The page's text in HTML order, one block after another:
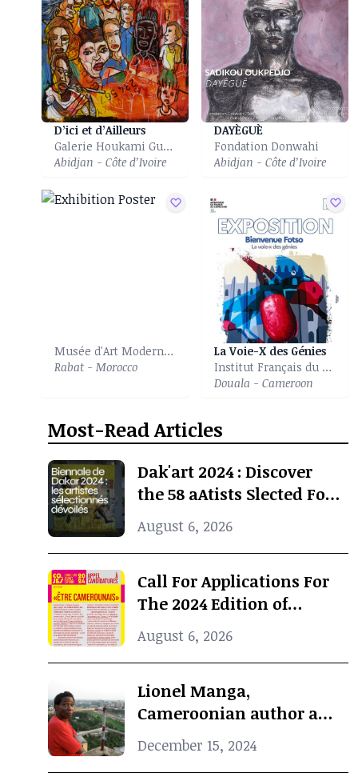
D’ici et d’Ailleurs
Galerie Houkami Guyzagn
Abidjan - Côte d’Ivoire
DAYÈGUÈ
Fondation Donwahi
Abidjan - Côte d’Ivoire
Musée d'Art Moderne et Contemporain
Rabat - Morocco
La Voie-X des Génies
Institut Français du Cameroun of Douala
Douala - Cameroon
Most-Read Articles
Dak'art 2024 : Discover
the 58 aAtists Slected For
The International
Exhibition
August 6, 2026
Call For Applications For
The 2024 Edition of
Concours Jeunes Espoirs
2024 (COJES) By Doual'art
August 6, 2026
Lionel Manga,
Cameroonian author and
Curator, dies at 69
December 15, 2024